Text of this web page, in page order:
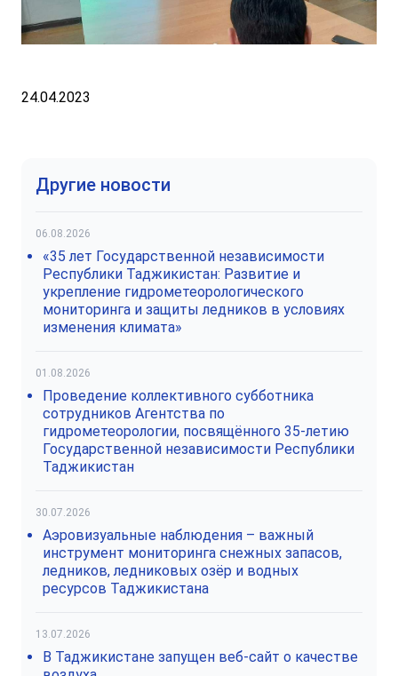
24.04.2023
Другие новости
06.08.2026
«35 лет Государственной независимости
Республики Таджикистан: Развитие и
укрепление гидрометеорологического
мониторинга и защиты ледников в условиях
изменения климата»
01.08.2026
Проведение коллективного субботника
сотрудников Агентства по
гидрометеорологии, посвящённого 35-летию
Государственной независимости Республики
Таджикистан
30.07.2026
Аэровизуальные наблюдения – важный
инструмент мониторинга снежных запасов,
ледников, ледниковых озёр и водных
ресурсов Таджикистана
13.07.2026
В Таджикистане запущен веб-сайт о качестве